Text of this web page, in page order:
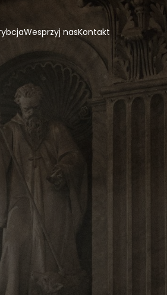
Wesprzyj nasKontakt